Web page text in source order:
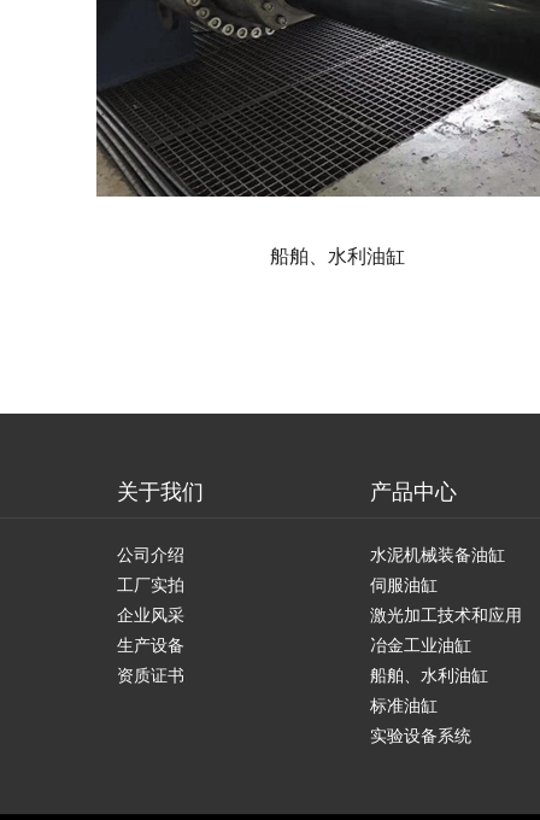
船舶、水利油缸
关于我们
公司介绍
工厂实拍
企业风采
生产设备
资质证书
产品中心
水泥机械装备油缸
伺服油缸
激光加工技术和应用
冶金工业油缸
船舶、水利油缸
标准油缸
实验设备系统